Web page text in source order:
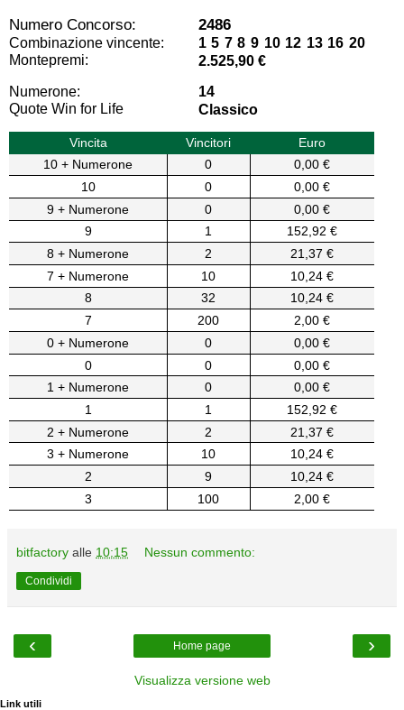
Numero Concorso: 2486
Combinazione vincente:
1 5 7 8 9 10 12 13 16 20
Montepremi:
2.525,90 €
Numerone:
14
Quote Win for Life
Classico
Vincita Vincitori
Euro
10 + Numerone
0
0,00 €
10
0
0,00 €
9 + Numerone
0
0,00 €
9
1
152,92 €
8 + Numerone
2
21,37 €
7 + Numerone
10
10,24 €
8
32
10,24 €
7
200
2,00 €
0 + Numerone
0
0,00 €
0
0
0,00 €
1 + Numerone
0
0,00 €
1
1
152,92 €
2 + Numerone
2
21,37 €
3 + Numerone
10
10,24 €
2
9
10,24 €
3
100 2,00 €
bitfactory alle 10:15 Nessun commento:
Condividi
‹ ›
Home page
Visualizza versione web
Link utili